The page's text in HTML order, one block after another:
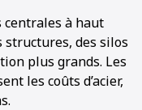
centrales à haut
structures, des silos
plus grands. Les
les coûts d’acier,